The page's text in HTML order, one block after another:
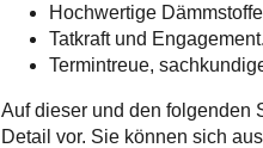
Hochwertige
Tatkraft und Engagement.
Termintreue,
Auf dieser und den folgenden
Detail vor. Sie können sich